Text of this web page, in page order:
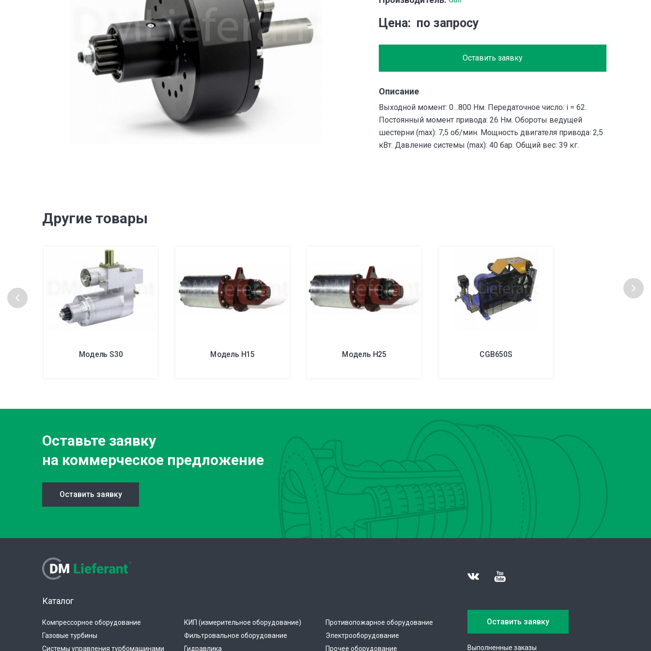
Цена по запросу
Оставить заявку
Описание
Выходной момент: 0…800 Нм. Передаточное число: i = 62.
Постоянный момент привода: 26 Нм. Обороты ведущей
шестерни (max): 7,5 об/мин. Мощность двигателя привода: 2,5
кВт. Давление системы (max): 40 бар. Общий вес: 39 кг.
Другие товары
Модель S30 Модель Н15 Модель Н25 CGB650S
Оставьте заявку
на коммерческое предложение
Оставить заявку
Каталог
Компрессорное оборудование
Газовые турбины
Системы управления турбомашинами
КИП (измерительное оборудование)
Фильтровальное оборудование
Гидравлика
Противопожарное оборудование
Электрооборудование
Прочее оборудование
Оставить заявку
Выполненные заказы